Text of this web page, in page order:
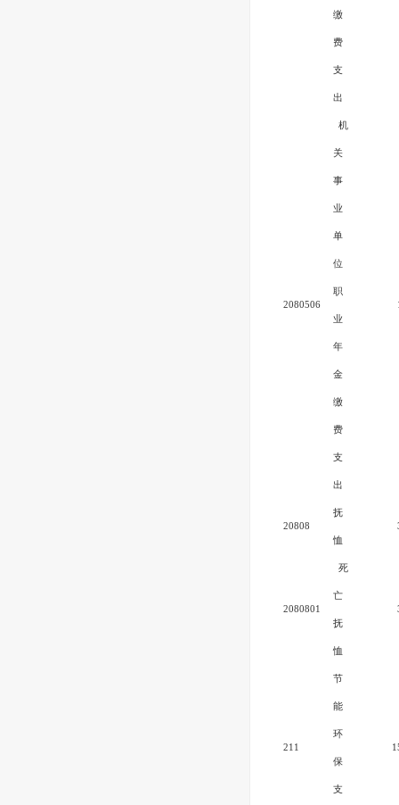
缴
费
支
出
2080506
机
关
事
业
单
位
职
业
年
金
缴
费
支
出
20808
抚
恤
2080801
死
亡
抚
恤
211
节
能
环
保
支